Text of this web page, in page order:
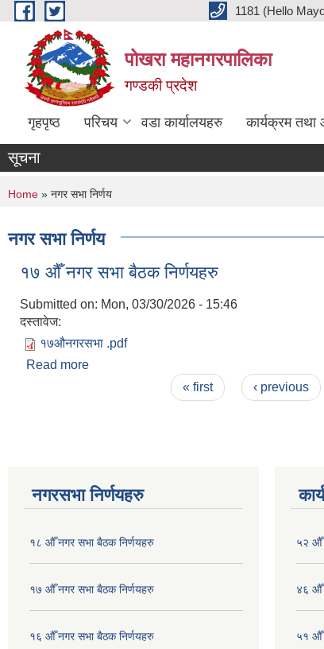
Skip to main content 1181 (Hello
पोखरा महानगरपालिका
गण्डकी प्रदेश
गृहपृष्ठ परिचय वडा कार्यालयहरु कार्यक्रम तथा
सूचना
You are here
Home » नगर सभा निर्णय
नगर सभा निर्णय
१७ औँ नगर सभा बैठक निर्णयहरु
Submitted on: Mon, 03/30/2026 - 15:46
दस्तावेज:
१७औनगरसभा .pdf
Read more
« first ‹ previous
नगरसभा निर्णयहरु
१८ औँ नगर सभा बैठक निर्णयहरु
१७ औँ नगर सभा बैठक निर्णयहरु
१६ औँ नगर सभा बैठक निर्णयहरु
५२ औँ
४६ औँ
५१ औँ